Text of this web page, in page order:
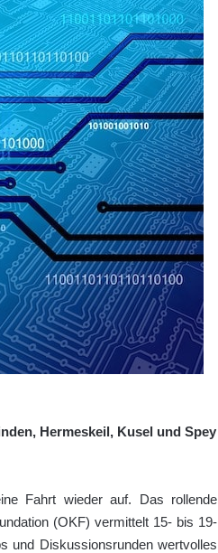
en, Hermeskeil, Kusel und Spey
Fahrt wieder auf. Das rollende
(OKF) vermittelt 15- bis 19-
und Diskussionsrunden wertvolles